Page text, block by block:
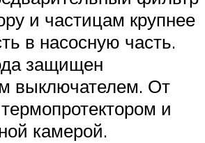
и частицам крупнее
в насосную часть.
защищен
выключателем. От
и
камерой.